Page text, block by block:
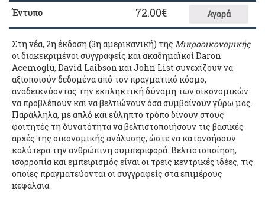
Έντυπο
72.00€ Αγορά
Στη νέα, 2η έκδοση (3η αμερικανική) της Μικροοικονομικής
οι διακεκριμένοι συγγραφείς και ακαδημαϊκοί Daron
Acemoglu, David Laibson και John List συνεχίζουν να
αξιοποιούν δεδομένα από τον πραγματικό κόσμο,
αναδεικνύοντας την εκπληκτική δύναμη των οικονομικών
να προβλέπουν και να βελτιώνουν όσα συμβαίνουν γύρω μας.
Παράλληλα, με απλό και εύληπτο τρόπο δίνουν στους
φοιτητές τη δυνατότητα να βελτιστοποιήσουν τις βασικές
αρχές της οικονομικής ανάλυσης, ώστε να κατανοήσουν
καλύτερα την ανθρώπινη συμπεριφορά. Βελτιστοποίηση,
ισορροπία και εμπειρισμός είναι οι τρεις κεντρικές ιδέες, τις
οποίες πραγματεύονται οι συγγραφείς στα επιμέρους
κεφάλαια.